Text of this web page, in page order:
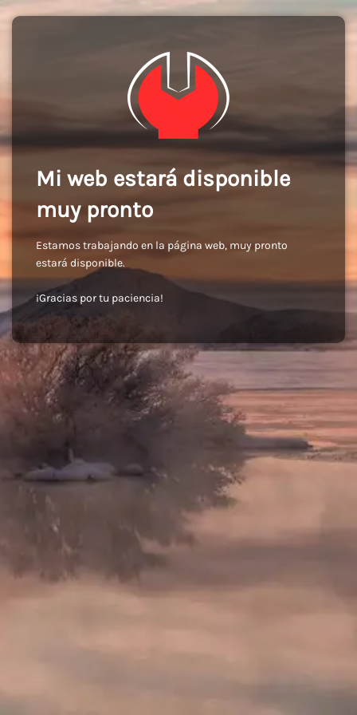
Mi web estará disponible
muy pronto
Estamos trabajando en la página web, muy pronto
estará disponible.
¡Gracias por tu paciencia!